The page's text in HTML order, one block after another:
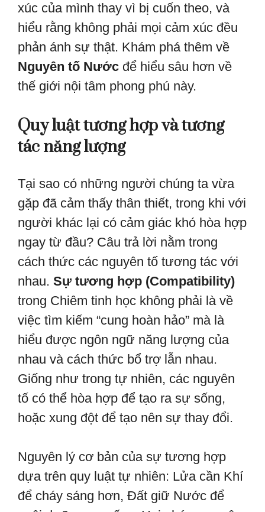
xúc của mình thay vì bị cuốn theo, và
hiểu rằng không phải mọi cảm xúc đều
phản ánh sự thật. Khám phá thêm về
Nguyên tố Nước để hiểu sâu hơn về
thế giới nội tâm phong phú này.
Quy luật tương hợp và tương
tác năng lượng
Tại sao có những người chúng ta vừa
gặp đã cảm thấy thân thiết, trong khi với
người khác lại có cảm giác khó hòa hợp
ngay từ đầu? Câu trả lời nằm trong
cách thức các nguyên tố tương tác với
nhau. Sự tương hợp (Compatibility)
trong Chiêm tinh học không phải là về
việc tìm kiếm “cung hoàn hảo” mà là
hiểu được ngôn ngữ năng lượng của
nhau và cách thức bổ trợ lẫn nhau.
Giống như trong tự nhiên, các nguyên
tố có thể hòa hợp để tạo ra sự sống,
hoặc xung đột để tạo nên sự thay đổi.
Nguyên lý cơ bản của sự tương hợp
dựa trên quy luật tự nhiên: Lửa cần Khí
để cháy sáng hơn, Đất giữ Nước để